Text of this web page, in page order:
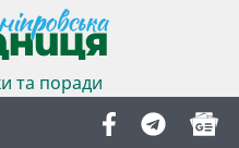
та поради